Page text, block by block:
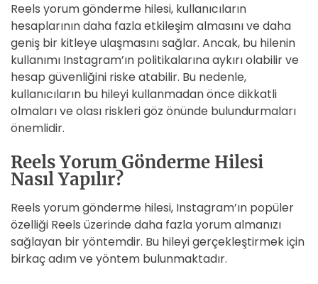
Reels yorum gönderme hilesi, kullanıcıların
hesaplarının daha fazla etkileşim almasını ve daha
geniş bir kitleye ulaşmasını sağlar. Ancak, bu hilenin
kullanımı Instagram’ın politikalarına aykırı olabilir ve
hesap güvenliğini riske atabilir. Bu nedenle,
kullanıcıların bu hileyi kullanmadan önce dikkatli
olmaları ve olası riskleri göz önünde bulundurmaları
önemlidir.
Reels Yorum Gönderme Hilesi
Nasıl Yapılır?
Reels yorum gönderme hilesi, Instagram’ın popüler
özelliği Reels üzerinde daha fazla yorum almanızı
sağlayan bir yöntemdir. Bu hileyi gerçekleştirmek için
birkaç adım ve yöntem bulunmaktadır.